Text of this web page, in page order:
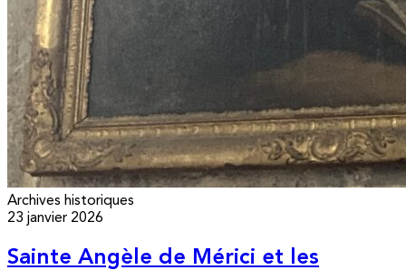
Archives historiques
23 janvier 2026
Sainte Angèle de Mérici et les